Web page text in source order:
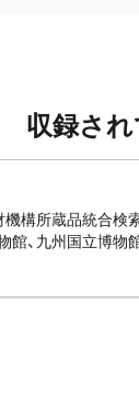
収録さ
構所蔵品統合検
館、九州国立博物